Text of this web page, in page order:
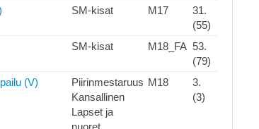
SM-kisat M17
31.
(55)
SM-kisat M18_FA 53.
(79)
(V)
Piirinmestaruus
Kansallinen
Lapset ja
M18
3.
(3)